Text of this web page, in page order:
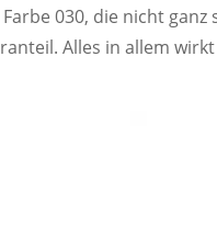
030, die nicht
Alles in allem